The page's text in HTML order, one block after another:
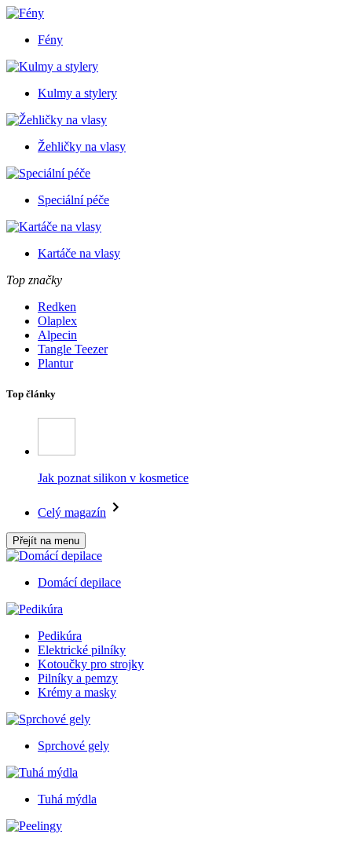
Fény
Kulmy a stylery
Žehličky na vlasy
Speciální péče
Kartáče na vlasy
Top značky
Redken
Olaplex
Alpecin
Tangle Teezer
Plantur
Top články
Jak poznat silikon v kosmetice
Celý magazín
Přejít na menu
Domácí depilace
Pedikúra
Elektrické pilníky
Kotoučky pro strojky
Pilníky a pemzy
Krémy a masky
Sprchové gely
Tuhá mýdla